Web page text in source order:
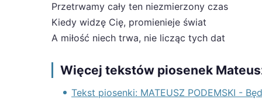
Przetrwamy cały ten niezmierzony czas
Kiedy widzę Cię, promienieje świat
A miłość niech trwa, nie licząc tych dat
Więcej tekstów piosenek
Tekst piosenki: MATEUSZ PODEMSKI -